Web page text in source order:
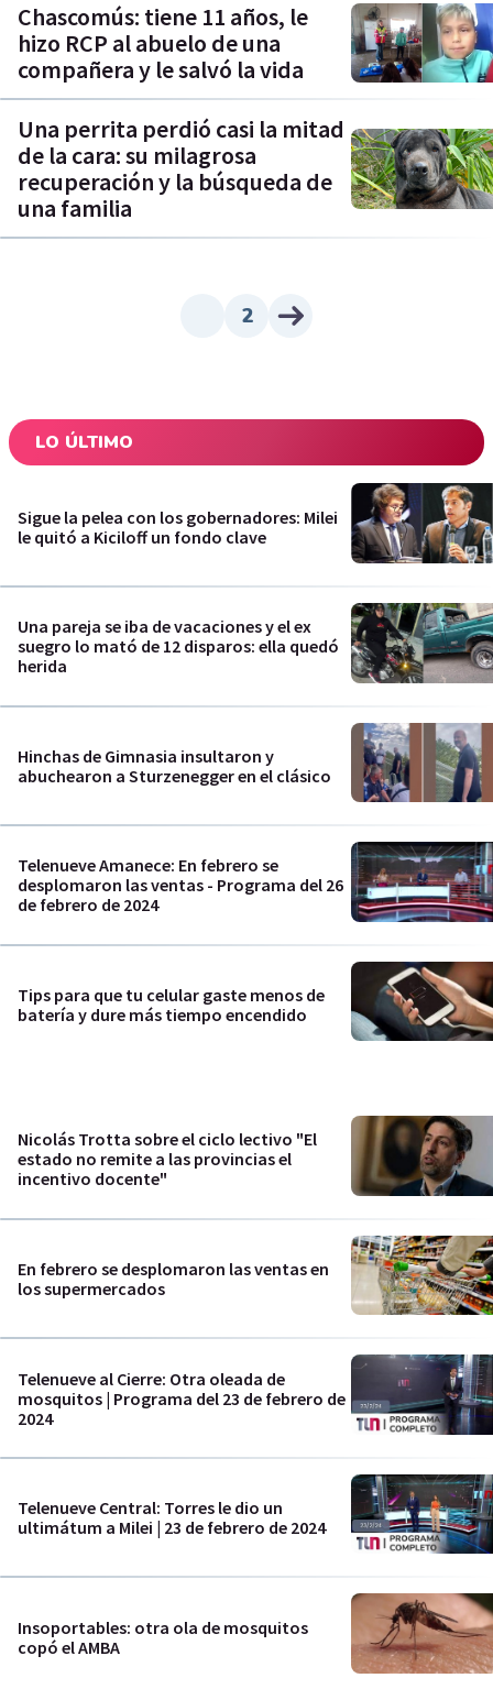
Chascomús: tiene 11 años, le
hizo RCP al abuelo de una
compañera y le salvó la vida
Una perrita perdió casi la mitad
de la cara: su milagrosa
recuperación y la búsqueda de
una familia
2
LO ÚLTIMO
Sigue la pelea con los gobernadores: Milei
le quitó a Kiciloff un fondo clave
Una pareja se iba de vacaciones y el ex
suegro lo mató de 12 disparos: ella quedó
herida
Hinchas de Gimnasia insultaron y
abuchearon a Sturzenegger en el clásico
Telenueve Amanece: En febrero se
desplomaron las ventas - Programa del 26
de febrero de 2024
Tips para que tu celular gaste menos de
batería y dure más tiempo encendido
Nicolás Trotta sobre el ciclo lectivo "El
estado no remite a las provincias el
incentivo docente"
En febrero se desplomaron las ventas en
los supermercados
Telenueve al Cierre: Otra oleada de
mosquitos | Programa del 23 de febrero de
2024
Telenueve Central: Torres le dio un
ultimátum a Milei | 23 de febrero de 2024
Insoportables: otra ola de mosquitos
copó el AMBA